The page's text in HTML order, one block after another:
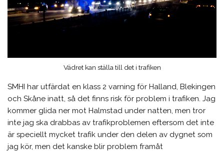
Vädret kan ställa till det i trafiken
SMHI har utfärdat en klass 2 varning för Halland, Blekingen
och Skåne inatt, så det finns risk för problem i trafiken. Jag
kommer glida ner mot Halmstad under natten, men tror
inte jag ska drabbas av trafikproblemen eftersom det inte
är speciellt mycket trafik under den delen av dygnet som
jag kör, men det kanske blir problem framåt